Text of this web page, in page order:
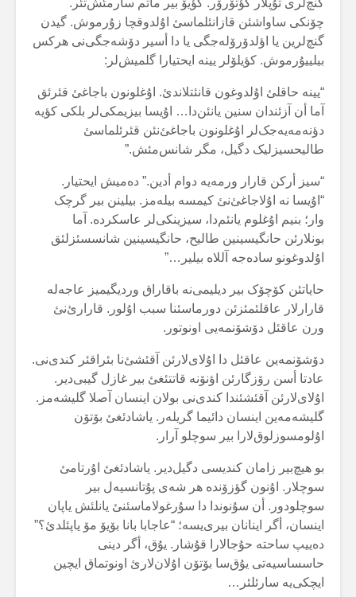
گنچ‌لری تۇپلار گؤتۆرۆر. کؤیۆ بیر ماتم سارمئش‌تئر.
چۆنکی ساواشئن قازانئلماسئ اۇلدوقچا زۇرموش. گیدن
گنچ‌لرین یا اؤلدۆرۆلەجگی یا دا أسیر دۆشەجگی‌نی هرکس
بیلییۇرموش. کؤیلۆلر یینە ایحتیارا گلمیش‌لر:
“یینە حاقلئ اۇلدوغون قانئتلاندئ. اۇغلونون باجاغئ قئرئق
آما أن آزئندان سنین یانئن‌دا… اۇیسا بیزیمکی‌لر بلکی کؤیە
دؤنەمەیەجک‌لر اۇغلونون باجاغئ‌نئن قئرئلماسئ
طالیحسیزلیک دگیل، مگر شانس‌مئش.”
“سیز أرکن قارار ورمەیە دوام أدین.” دەمیش ایحتیار.
“اۇیسا نە اۇلاجاغئ‌نئ کیمسە بیلەمز. بیلینن بیر گرچک
وار؛ بنیم اۇغلوم یانئم‌دا، سیزینکی‌لر عاسکردە. آما
بونلارئن حانگیسینین طالیح، حانگیسینین شانسسئزلئق
اۇلدوغونو سادەجە آللاە بیلیر…”
حایاتئن کۆچۆک بیر دیلیمی‌نە باقاراق وردیگیمیز عاجەلە
قارارلار عاقلئمئزئن دورماسئنا سبب اۇلور. قارارئ‌نئ
ورن عاقئل دۆشۆنمەیی اونوتور.
دۆشۆنمەین عاقئل دا اۇلای‌لارئن آقئشئ‌نا بئراقئر کندی‌نی.
عادتا أسن رۆزگارئن اؤنۆنە قاتتئغئ بیر غازل گیبی‌دیر.
اۇلای‌لارئن آقئشئندا کندی‌نی بولان اینسان آصلا گلیشەمز.
گلیشەمەین اینسان دائیما گریلەر. یاشادئغئ بۆتۆن
اۇلومسوزلوق‌لارا بیر سوچلو آرار.
بو هیچ‌بیر زامان کندیسی دگیل‌دیر. یاشادئغئ اۇرتامئ
سوچلار. اۇنون گؤزۆندە هر شەی پۇتانسیەل بیر
سوچلودور. أن سۇنوندا دا سۇرغولاماسئنئ یانلئش یاپان
اینسان، أگر اینانان بیری‌یسە؛ “عاجابا بانا بۆیۆ مۆ یاپئلدئ؟”
دەییپ ساحتە حۇجالارا قۇشار. یۇق، أگر دینی
حاسساسیەتی یۇق‌سا بۆتۆن اۇلان‌لارئ اونوتماق ایچین
ایچکی‌یە سارئلئر…